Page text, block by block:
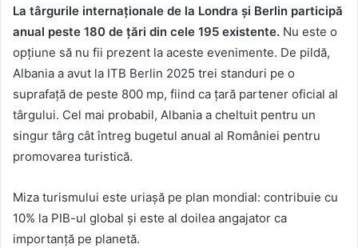
La târgurile internaționale de la Londra și Berlin participă
anual peste 180 de țări din cele 195 existente. Nu este o
opțiune să nu fii prezent la aceste evenimente. De pildă,
Albania a avut la ITB Berlin 2025 trei standuri pe o
suprafață de peste 800 mp, fiind ca țară partener oficial al
târgului. Cel mai probabil, Albania a cheltuit pentru un
singur târg cât întreg bugetul anual al României pentru
promovarea turistică.
Miza turismului este uriașă pe plan mondial: contribuie cu
10% la PIB-ul global și este al doilea angajator ca
importanță pe planetă.